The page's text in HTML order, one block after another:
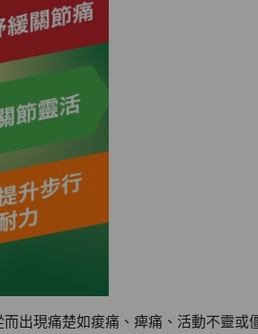
出現痛楚如痠痛、痺痛、活動不靈或